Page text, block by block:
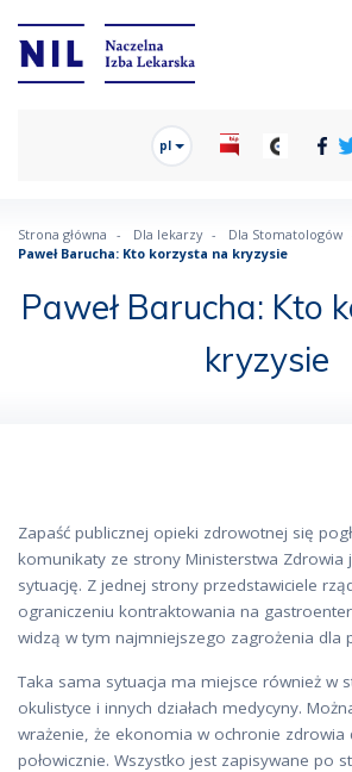
pl
Strona główna Dla lekarzy
Dla Stomatologów
Paweł Barucha: Kto korzysta na kryzysie
Paweł Barucha: Kto
kryzysie
Zapaść publicznej opieki zdrowotnej się
komunikaty ze strony Ministerstwa Zdrowia
sytuację. Z jednej strony przedstawiciele
ograniczeniu kontraktowania na
widzą w tym najmniejszego zagrożenia dla
Taka sama sytuacja ma miejsce również w
okulistyce i innych działach medycyny.
wrażenie, że ekonomia w ochronie zdrowia
połowicznie. Wszystko jest zapisywane po